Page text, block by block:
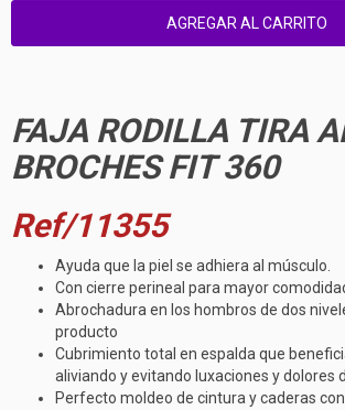
FAJA RODILLA TIRA
BROCHES FIT 360
Ref/11355
Ayuda que la piel se adhiera al músculo.
Con cierre perineal para mayor
Abrochadura en los hombros de dos
producto
Cubrimiento total en espalda que
aliviando y evitando luxaciones y dolores
Perfecto moldeo de cintura y caderas